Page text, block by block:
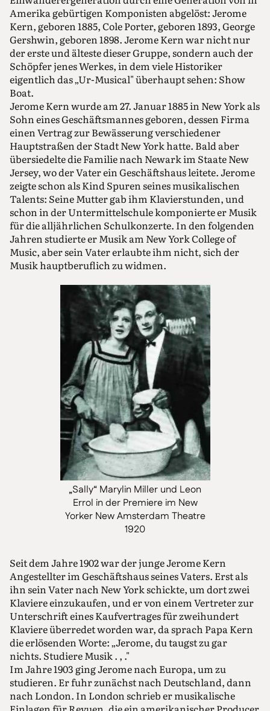
Amerika gebürtigen Komponisten abgelöst: Jerome
Kern, geboren 1885, Cole Porter, geboren 1893, George
Gershwin, geboren 1898. Jerome Kern war nicht nur
der erste und älteste dieser Gruppe, sondern auch der
Schöpfer jenes Werkes, in dem viele Historiker
eigentlich das „Ur-Musical" überhaupt sehen: Show
Boat.
Jerome Kern wurde am 27. Januar 1885 in New York als
Sohn eines Geschäftsmannes geboren, dessen Firma
einen Vertrag zur Bewässerung verschiedener
Hauptstraßen der Stadt New York hatte. Bald aber
übersiedelte die Familie nach Newark im Staate New
Jersey, wo der Vater ein Geschäftshaus leitete. Jerome
zeigte schon als Kind Spuren seines musikalischen
Talents: Seine Mutter gab ihm Klavierstunden, und
schon in der Untermittelschule komponierte er Musik
für die alljährlichen Schulkonzerte. In den folgenden
Jahren studierte er Musik am New York College of
Music, aber sein Vater erlaubte ihm nicht, sich der
Musik hauptberuflich zu widmen.
„Sally“ Marylin Miller und Leon
Errol in der Premiere im New
Yorker New Amsterdam Theatre
1920
Seit dem Jahre 1902 war der junge Jerome Kern
Angestellter im Geschäftshaus seines Vaters. Erst als
ihn sein Vater nach New York schickte, um dort zwei
Klaviere einzukaufen, und er von einem Vertreter zur
Unterschrift eines Kaufvertrages für zweihundert
Klaviere überredet worden war, da sprach Papa Kern
die erlösenden Worte: „Jerome, du taugst zu gar
nichts. Studiere Musik . , ."
Im Jahre 1903 ging Jerome nach Europa, um zu
studieren. Er fuhr zunächst nach Deutschland, dann
nach London. In London schrieb er musikalische